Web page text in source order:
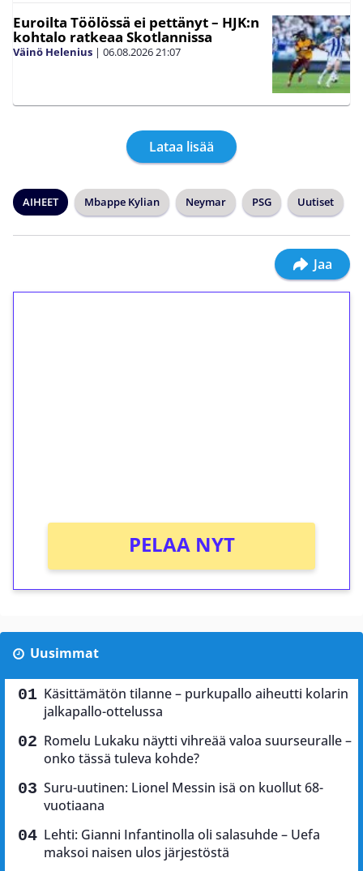
Euroilta Töölössä ei pettänyt – HJK:n
kohtalo ratkeaa Skotlannissa
Väinö Helenius | 06.08.2026 21:07
Lataa lisää
AIHEET Mbappe Kylian Neymar PSG Uutiset
Jaa
PELAA NYT
Uusimmat
Käsittämätön tilanne – purkupallo aiheutti kolarin
jalkapallo-ottelussa
Romelu Lukaku näytti vihreää valoa suurseuralle –
onko tässä tuleva kohde?
Suru-uutinen: Lionel Messin isä on kuollut 68-
vuotiaana
Lehti: Gianni Infantinolla oli salasuhde – Uefa
maksoi naisen ulos järjestöstä